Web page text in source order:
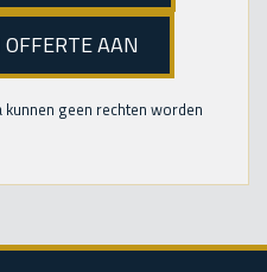
AAN
geen rechten worden